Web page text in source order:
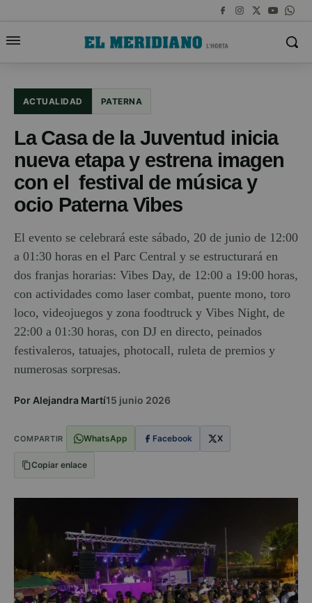
ACTUALIDAD PATERNA
La Casa de la Juventud inicia
nueva etapa y estrena imagen
con el festival de música y
ocio Paterna Vibes
El evento se celebrará este sábado, 20 de junio de 12:00
a 01:30 horas en el Parc Central y se estructurará en
dos franjas horarias: Vibes Day, de 12:00 a 19:00 horas,
con actividades como laser combat, puente mono, toro
loco, videojuegos y zona foodtruck y Vibes Night, de
22:00 a 01:30 horas, con DJ en directo, peinados
festivaleros, tatuajes, photocall, ruleta de premios y
numerosas sorpresas.
Por Alejandra Martí15 junio 2026
COMPARTIR WhatsApp Facebook X
Copiar enlace